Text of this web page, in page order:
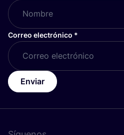
Correo electrónico *
Enviar